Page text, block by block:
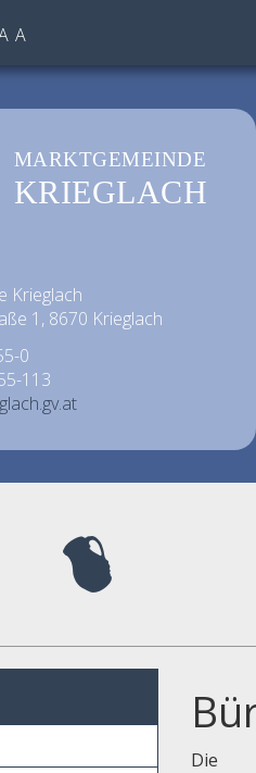
A
MARKTGEMEINDE
KRIEGLACH
Krieglach
1, 8670 Krieglach
0
113
Die